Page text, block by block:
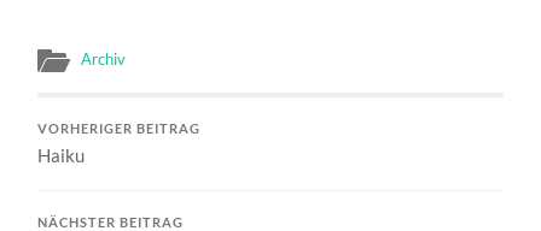
Archiv
VORHERIGER BEITRAG
Haiku
NÄCHSTER BEITRAG